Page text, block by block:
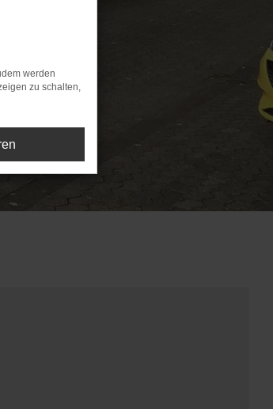
werden
zu schalten,